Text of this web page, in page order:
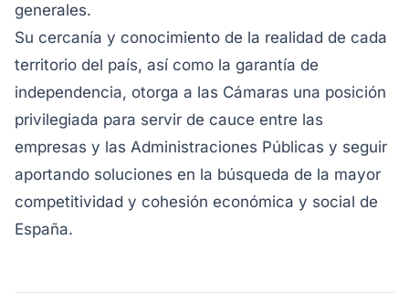
generales.
Su cercanía y conocimiento de la realidad de cada
territorio del país, así como la garantía de
independencia, otorga a las Cámaras una posición
privilegiada para servir de cauce entre las
empresas y las Administraciones Públicas y seguir
aportando soluciones en la búsqueda de la mayor
competitividad y cohesión económica y social de
España.